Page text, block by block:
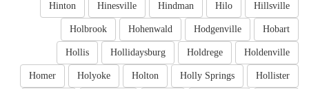
Hillsville
Hilo
Hindman
Hinesville
Hinton
Hobart
Hodgenville
Hohenwald
Holbrook
Holdenville
Holdrege
Hollidaysburg
Hollis
Hollister
Holly Springs
Holton
Holyoke
Homer